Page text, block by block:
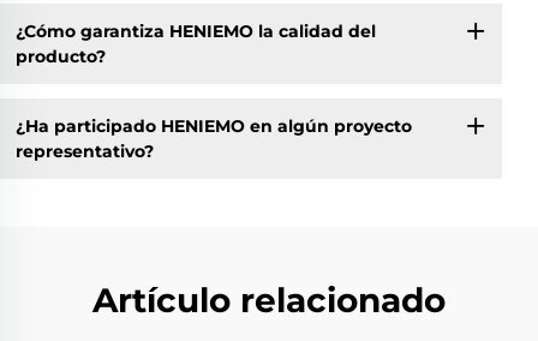
¿Cómo garantiza HENIEMO la calidad del
producto?
¿Ha participado HENIEMO en algún proyecto
representativo?
Artículo relacionado